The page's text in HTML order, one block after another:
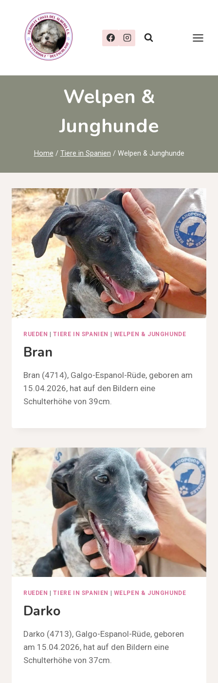
springen
Welpen &
Junghunde
Home / Tiere in Spanien / Welpen & Junghunde
RUEDEN |TIERE IN SPANIEN | WELPEN & JUNGHUNDE
Bran
Bran (4714), Galgo-Espanol-Rüde, geboren am
15.04.2026, hat auf den Bildern eine
Schulterhöhe von 39cm.
RUEDEN |TIERE IN SPANIEN WELPEN & JUNGHUNDE
Darko
Darko (4713), Galgo-Espanol-Rüde, geboren
am 15.04.2026, hat auf den Bildern eine
Schulterhöhe von 37cm.